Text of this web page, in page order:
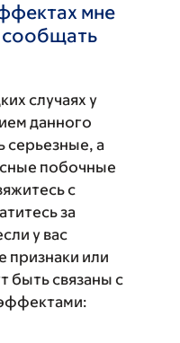
мне
сообщать
случаях у
данного
серьезные, а
побочные
с
за
у вас
признаки или
быть связаны с